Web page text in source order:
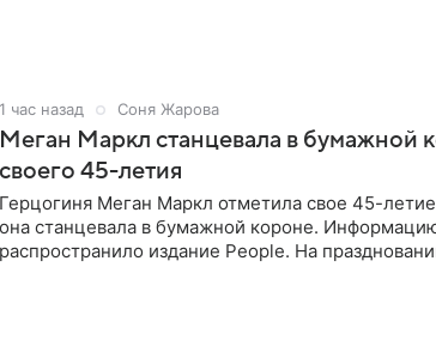
1 час назад Соня Жарова
Меган Маркл станцевала в бумажной
своего 45-летия
Герцогиня Меган Маркл отметила свое 45-
она станцевала в бумажной короне.
распространило издание People. На